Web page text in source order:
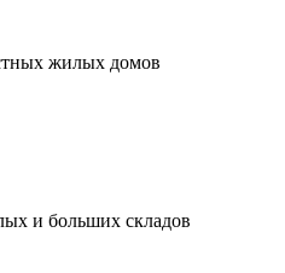
жилых домов
и больших складов